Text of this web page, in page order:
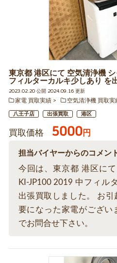
東京都 港区にて 空気清浄機
フィルターカルキ少しあり を
2023.02.20 公開 2024.09.16 更新
家電 買取実績
空気清浄機 買取実
八王子店 出張買取 港区
買取価格 5000円
担当バイヤーからのコメン
今回は、東京都 港区に
KI-JP100 2019 中フィル
出張買取しました。 お
要になった家電がござい
でお問合せ下さい。